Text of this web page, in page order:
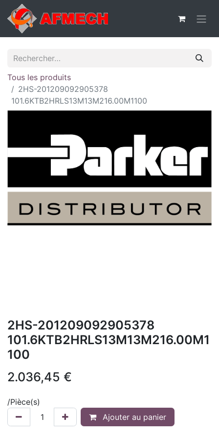
Tous les produits
2HS-201209092905378
101.6KTB2HRLS13M13M216.00M1100
2HS-201209092905378
101.6KTB2HRLS13M13M216.00M1
100
2.036,45 €
/Pièce(s)
Ajouter au panier